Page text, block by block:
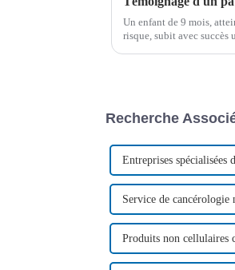
Un enfant de 9 mois,
risque, subit avec succès
Recherche
Entreprises spécialisées
Service de cancérologie
Produits non cellulaires